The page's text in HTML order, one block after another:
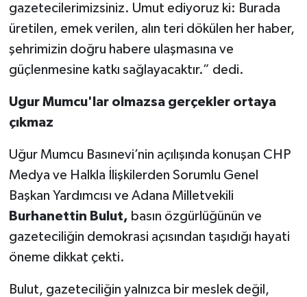
gazetecilerimizsiniz. Umut ediyoruz ki: Burada
üretilen, emek verilen, alın teri dökülen her haber,
şehrimizin doğru habere ulaşmasına ve
güçlenmesine katkı sağlayacaktır.” dedi.
Ugur Mumcu'lar olmazsa gerçekler ortaya
çıkmaz
Uğur Mumcu Basınevi’nin açılışında konuşan CHP
Medya ve Halkla İlişkilerden Sorumlu Genel
Başkan Yardımcısı ve Adana Milletvekili
Burhanettin Bulut, basın özgürlüğünün ve
gazeteciliğin demokrasi açısından taşıdığı hayati
öneme dikkat çekti.
Bulut, gazeteciliğin yalnızca bir meslek değil,